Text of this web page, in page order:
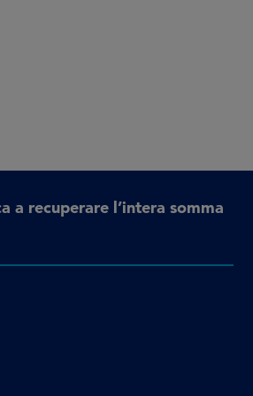
a recuperare l’intera somma